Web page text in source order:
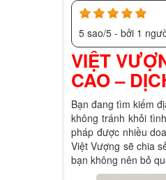
5 sao/5 - bởi 1
VIỆT
CAO –
Bạn đang tìm kiếm
không tránh khỏi
pháp được nhiều
Việt Vượng sẽ chia
bạn không nên bỏ